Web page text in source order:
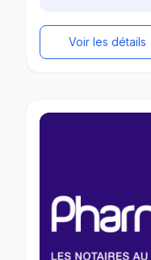
Voir les détails